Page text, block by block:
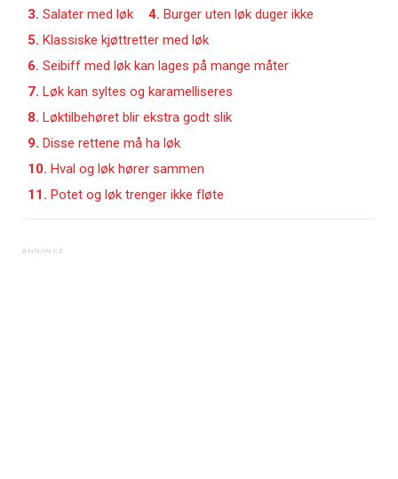
3. Salater med løk 4. Burger uten løk duger ikke
5. Klassiske kjøttretter med løk
6. Seibiff med løk kan lages på mange måter
7. Løk kan syltes og karamelliseres
8. Løktilbehøret blir ekstra godt slik
9. Disse rettene må ha løk
10. Hval og løk hører sammen
11. Potet og løk trenger ikke fløte